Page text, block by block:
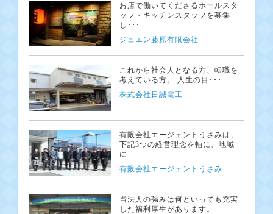
お店で働いてくださるホールスタ
ッフ・キッチンスタッフを募集
し･･･
ジュエン藤原有限会社
これから社会人となる方、転職を
考えている方。 人生の目･･･
株式会社日誠電工
有限会社エージェントうさみは、
下記3つの経営理念を軸に、地域
に･･･
有限会社エージェントうさみ
当法人の強みは何といっても充実
した福利厚生があります。 ･･･